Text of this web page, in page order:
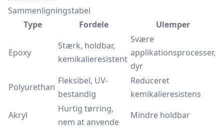
Sammenligningstabel
Type
Fordele Ulemper
Epoxy
Stærk, holdbar,
kemikalieresistent
Svære
applikationsprocesser,
dyr
Polyurethan
Fleksibel, UV-
bestandig
Reduceret
kemikalieresistens
Akryl
Hurtig tørring,
nem at anvende
Mindre holdbar